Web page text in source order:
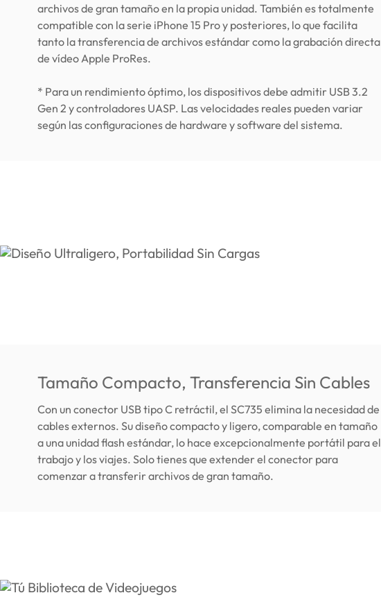
archivos de gran tamaño en la propia unidad. También es totalmente
compatible con la serie iPhone 15 Pro y posteriores, lo que facilita
tanto la transferencia de archivos estándar como la grabación directa
de vídeo Apple ProRes.
* Para un rendimiento óptimo, los dispositivos debe admitir USB 3.2
Gen 2 y controladores UASP. Las velocidades reales pueden variar
según las configuraciones de hardware y software del sistema.
Tamaño Compacto, Transferencia Sin Cables
Con un conector USB tipo C retráctil, el SC735 elimina la necesidad de
cables externos. Su diseño compacto y ligero, comparable en tamaño
a una unidad flash estándar, lo hace excepcionalmente portátil para el
trabajo y los viajes. Solo tienes que extender el conector para
comenzar a transferir archivos de gran tamaño.